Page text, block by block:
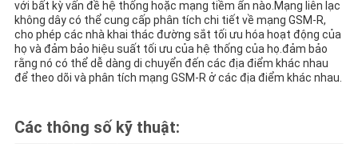
WEB
PRIVACY
với bất kỳ vấn đề hệ thống hoặc mạng tiềm ẩn nào.Mạng liên lạc
không dây có thể cung cấp phân tích chi tiết về mạng GSM-R,
cho phép các nhà khai thác đường sắt tối ưu hóa hoạt động của
họ và đảm bảo hiệu suất tối ưu của hệ thống của họ.đảm bảo
rằng nó có thể dễ dàng di chuyển đến các địa điểm khác nhau
để theo dõi và phân tích mạng GSM-R ở các địa điểm khác nhau.
Các thông số kỹ thuật: